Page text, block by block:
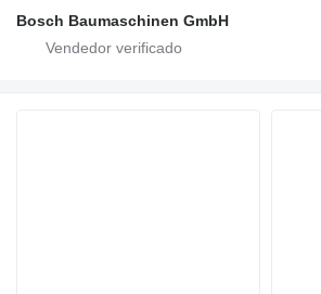
Bosch Baumaschinen GmbH